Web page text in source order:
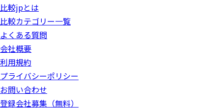
比較jpとは
比較カテゴリー一覧
よくある質問
会社概要
利用規約
プライバシーポリシー
お問い合わせ
登録会社募集（無料）